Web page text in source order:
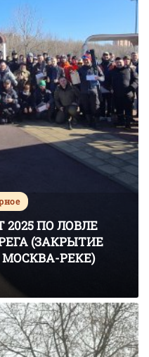
2025 ПО ЛОВЛЕ
(ЗАКРЫТИЕ
РЕКЕ)